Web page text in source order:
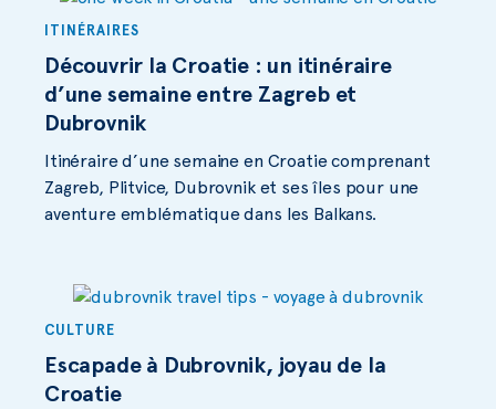
ITINÉRAIRES
Découvrir la Croatie : un itinéraire
d’une semaine entre Zagreb et
Dubrovnik
Itinéraire d’une semaine en Croatie comprenant
Zagreb, Plitvice, Dubrovnik et ses îles pour une
aventure emblématique dans les Balkans.
CULTURE
Escapade à Dubrovnik, joyau de la
Croatie